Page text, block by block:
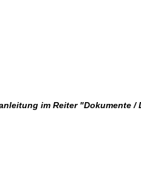
im Reiter "Dokumente /